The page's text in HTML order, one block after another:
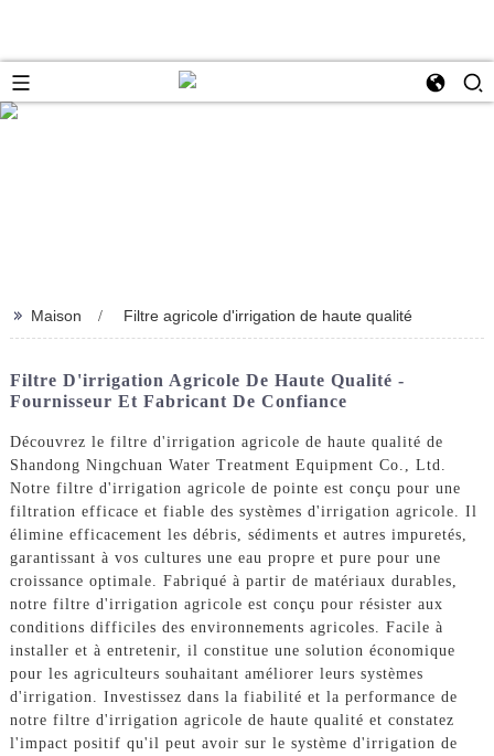
>> Maison Filtre agricole d'irrigation de haute qualité
Filtre D'irrigation Agricole De Haute Qualité -
Fournisseur Et Fabricant De Confiance
Découvrez le filtre d'irrigation agricole de haute qualité de
Shandong Ningchuan Water Treatment Equipment Co., Ltd.
Notre filtre d'irrigation agricole de pointe est conçu pour une
filtration efficace et fiable des systèmes d'irrigation agricole. Il
élimine efficacement les débris, sédiments et autres impuretés,
garantissant à vos cultures une eau propre et pure pour une
croissance optimale. Fabriqué à partir de matériaux durables,
notre filtre d'irrigation agricole est conçu pour résister aux
conditions difficiles des environnements agricoles. Facile à
installer et à entretenir, il constitue une solution économique
pour les agriculteurs souhaitant améliorer leurs systèmes
d'irrigation. Investissez dans la fiabilité et la performance de
notre filtre d'irrigation agricole de haute qualité et constatez
l'impact positif qu'il peut avoir sur le système d'irrigation de